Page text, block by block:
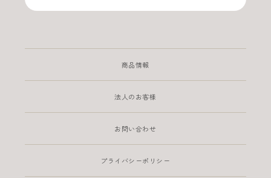
商品情報
法人のお客様
お問い合わせ
プライバシーポリシー